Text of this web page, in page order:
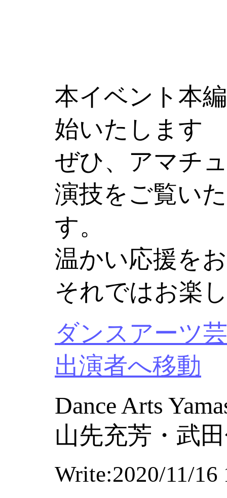
本イベント本
始いたします
ぜひ、アマチ
演技をご覧い
す。
温かい応援を
それではお楽
ダンスアーツ
出演者へ移動
Dance Arts
山先充芳・武
Write:2020/11/16